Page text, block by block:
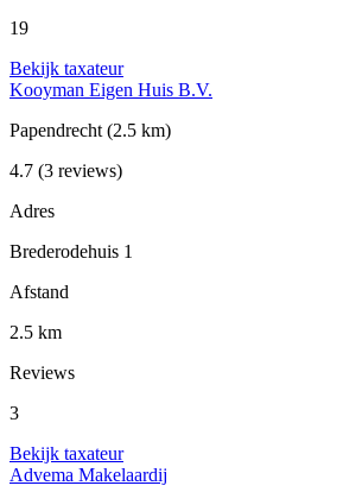
19
Bekijk taxateur
Kooyman Eigen Huis B.V.
Papendrecht (2.5 km)
4.7 (3 reviews)
Adres
Brederodehuis 1
Afstand
2.5 km
Reviews
3
Bekijk taxateur
Advema Makelaardij